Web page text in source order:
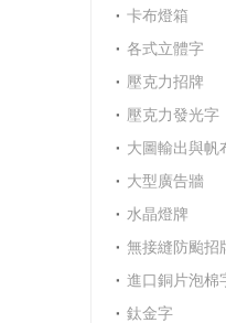
卡布燈箱
各式立體字
壓克力招牌
壓克力發光字
大圖輸出與帆
大型廣告牆
水晶燈牌
無接縫防颱招
進口銅片泡棉
鈦金字